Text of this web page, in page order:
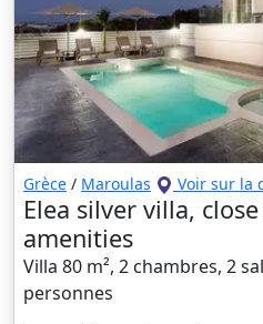
Grèce / Maroulas Voir sur la
Elea silver villa,
amenities
Villa 80 m², 2 chambres, 2
personnes